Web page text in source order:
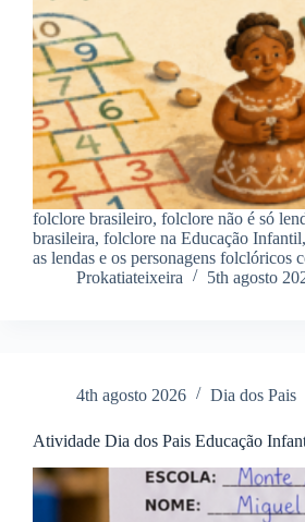
folclore brasileiro, folclore não é só
brasileira, folclore na Educação
as lendas e os personagens
Prokatiateixeira
5th agosto
4th agosto 2026 Dia dos Pais
Atividade Dia dos Pais Educação